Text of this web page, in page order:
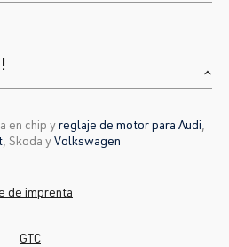
en chip yreglaje de motor para Audi
, Skoda yVolkswagen
de imprenta
GTC